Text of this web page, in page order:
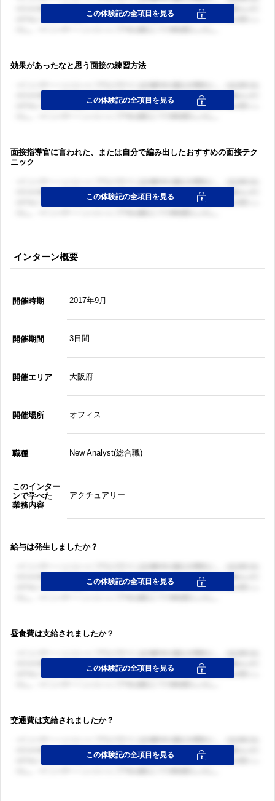
効果があったなと思う面接の練習方法
面接指導官に言われた、または自分で編み出したおすすめの面接テク
ニック
インターン概要
開催時期 2017年9月
開催期間 3日間
開催エリア 大阪府
開催場所 オフィス
職種 New Analyst(総合職)
このインター
ンで学べた
業務内容
アクチュアリー
給与は発生しましたか？
昼食費は支給されましたか？
交通費は支給されましたか？